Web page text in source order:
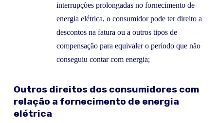
interrupções prolongadas no fornecimento de
energia elétrica, o consumidor pode ter direito a
descontos na fatura ou a outros tipos de
compensação para equivaler o período que não
conseguiu contar com energia;
Outros direitos dos consumidores com
relação a fornecimento de energia
elétrica